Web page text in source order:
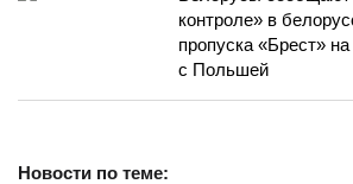
контроле» в
пропуска «Брест» на
с Польшей
Новости по теме: